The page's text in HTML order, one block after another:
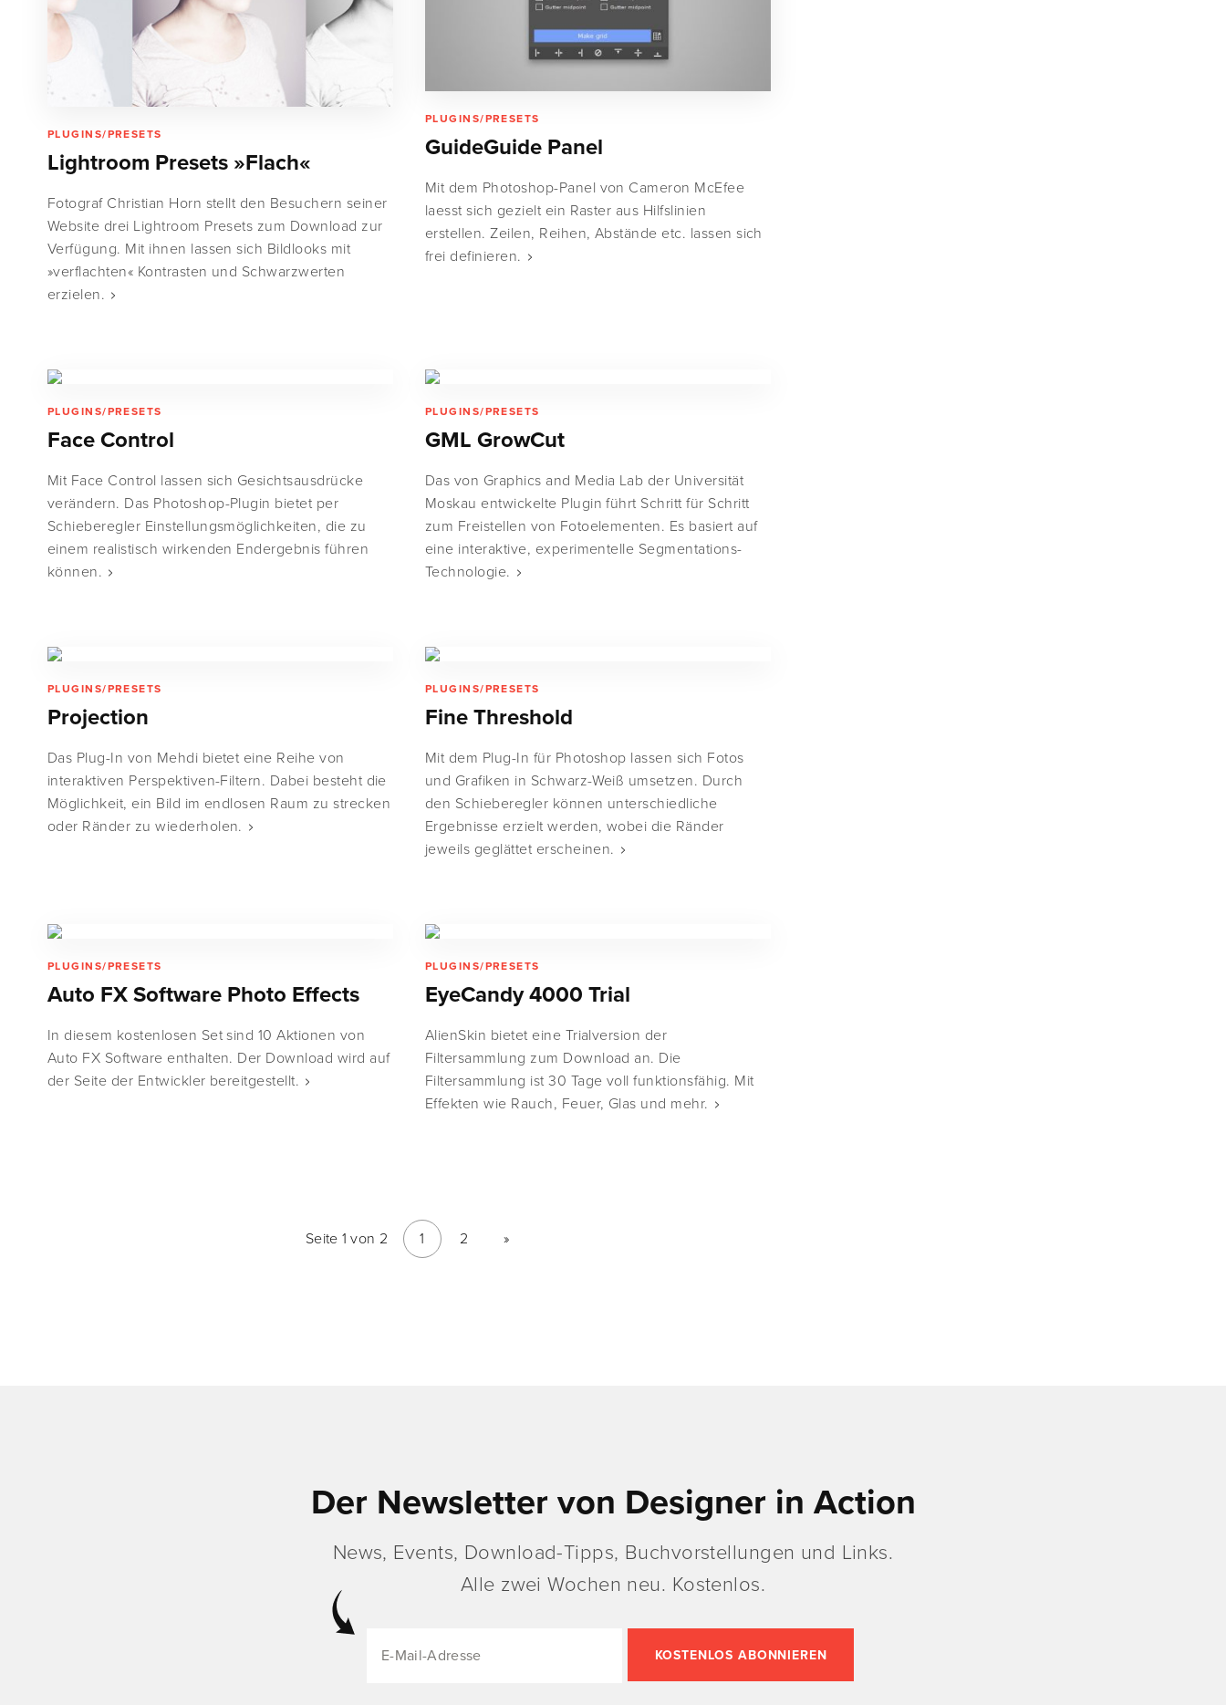
PLUGINS/PRESETS
Lightroom Presets »Flach«
Fotograf Christian Horn stellt den Besuchern seiner
Website drei Lightroom Presets zum Download zur
Verfügung. Mit ihnen lassen sich Bildlooks mit
»verflachten« Kontrasten und Schwarzwerten
erzielen.
PLUGINS/PRESETS
GuideGuide Panel
Mit dem Photoshop-Panel von Cameron McEfee
laesst sich gezielt ein Raster aus Hilfslinien
erstellen. Zeilen, Reihen, Abstände etc. lassen sich
frei definieren.
PLUGINS/PRESETS
Face Control
Mit Face Control lassen sich Gesichtsausdrücke
verändern. Das Photoshop-Plugin bietet per
Schieberegler Einstellungsmöglichkeiten, die zu
einem realistisch wirkenden Endergebnis führen
können.
PLUGINS/PRESETS
GML GrowCut
Das von Graphics and Media Lab der Universität
Moskau entwickelte Plugin führt Schritt für Schritt
zum Freistellen von Fotoelementen. Es basiert auf
eine interaktive, experimentelle Segmentations-
Technologie.
PLUGINS/PRESETS
Projection
Das Plug-In von Mehdi bietet eine Reihe von
interaktiven Perspektiven-Filtern. Dabei besteht die
Möglichkeit, ein Bild im endlosen Raum zu strecken
oder Ränder zu wiederholen.
PLUGINS/PRESETS
Fine Threshold
Mit dem Plug-In für Photoshop lassen sich Fotos
und Grafiken in Schwarz-Weiß umsetzen. Durch
den Schieberegler können unterschiedliche
Ergebnisse erzielt werden, wobei die Ränder
jeweils geglättet erscheinen.
PLUGINS/PRESETS
Auto FX Software Photo Effects
In diesem kostenlosen Set sind 10 Aktionen von
Auto FX Software enthalten. Der Download wird auf
der Seite der Entwickler bereitgestellt.
PLUGINS/PRESETS
EyeCandy 4000 Trial
AlienSkin bietet eine Trialversion der
Filtersammlung zum Download an. Die
Filtersammlung ist 30 Tage voll funktionsfähig. Mit
Effekten wie Rauch, Feuer, Glas und mehr.
Seite 1 von 2 1 2 »
Der Newsletter von Designer in Action
News, Events, Download-Tipps, Buchvorstellungen und Links.
Alle zwei Wochen neu. Kostenlos.